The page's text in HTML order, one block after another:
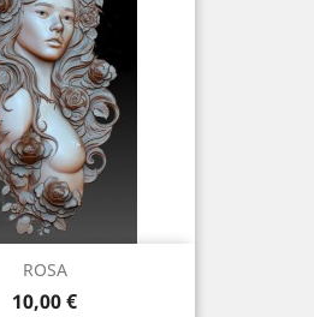
ROSA
Precio
10,00 €